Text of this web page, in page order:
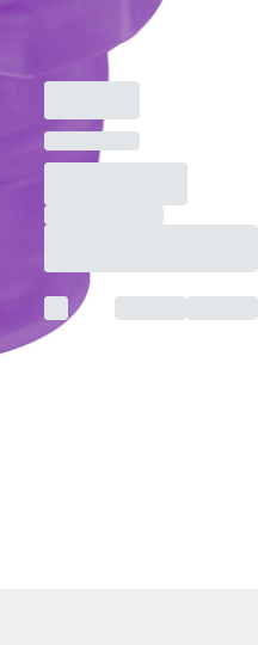
10-17 mm, 1.000
Stück/Beutel